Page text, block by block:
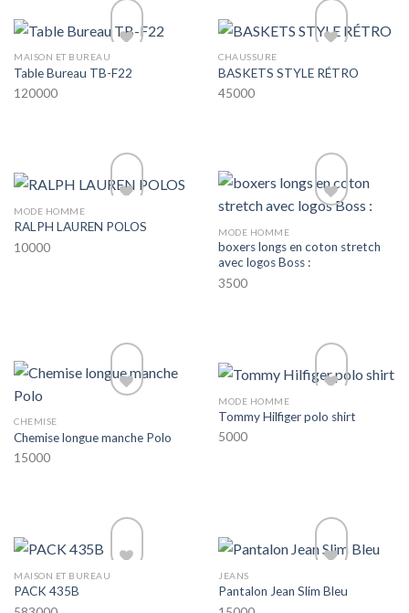
Add to wishlist Add to wishlist
Add to wishlist
MAISON ET BUREAU
Table Bureau TB-F22
120000
Add to wishlist
CHAUSSURE
BASKETS STYLE RÉTRO
45000
Add to wishlist
MODE HOMME
RALPH LAUREN POLOS
10000
Add to wishlist
MODE HOMME
boxers longs en coton stretch
avec logos Boss :
3500
Add to wishlist
CHEMISE
Chemise longue manche Polo
15000
Add to wishlist
MODE HOMME
Tommy Hilfiger polo shirt
5000
MAISON ET BUREAU
PACK 435B
JEANS
Pantalon Jean Slim Bleu